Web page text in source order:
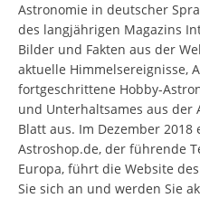
Astronomie in deutscher
des langjährigen Magazins
Bilder und Fakten aus der
aktuelle Himmelsereignisse,
fortgeschrittene Hobby-
und Unterhaltsames aus der
Blatt aus. Im Dezember
Astroshop.de, der führende
Europa, führt die Website
Sie sich an und werden Sie